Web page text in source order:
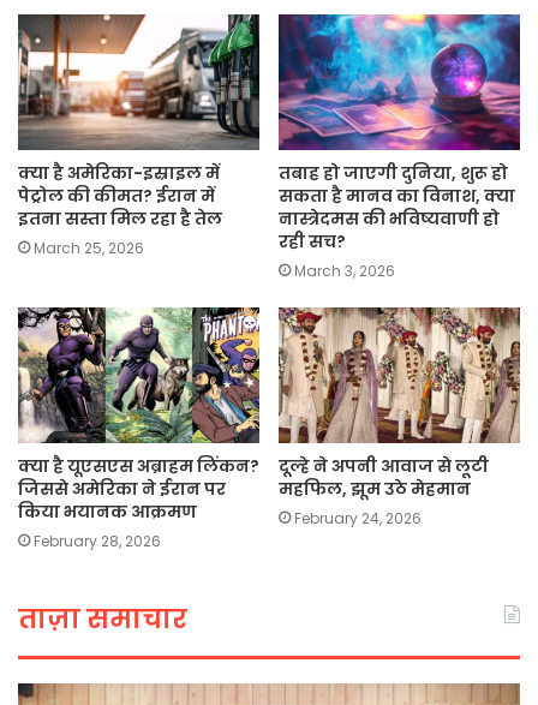
क्या है अमेरिका-इस्राइल में
पेट्रोल की कीमत? ईरान में
इतना सस्ता मिल रहा है तेल
March 25, 2026
तबाह हो जाएगी दुनिया, शुरू हो
सकता है मानव का विनाश, क्या
नास्त्रेदमस की भविष्यवाणी हो
रही सच?
March 3, 2026
क्या है यूएसएस अब्राहम लिंकन?
जिससे अमेरिका ने ईरान पर
किया भयानक आक्रमण
February 28, 2026
दूल्हे ने अपनी आवाज से लूटी
महफिल, झूम उठे मेहमान
February 24, 2026
ताज़ा समाचार